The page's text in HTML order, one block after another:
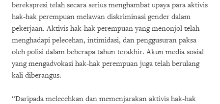
berekspresi telah secara serius menghambat upaya para aktivis
hak-hak perempuan melawan diskriminasi gender dalam
pekerjaan. Aktivis hak-hak perempuan yang menonjol telah
menghadapi pelecehan, intimidasi, dan penggusuran paksa
oleh polisi dalam beberapa tahun terakhir. Akun media sosial
yang mengadvokasi hak-hak perempuan juga telah berulang
kali diberangus.
“Daripada melecehkan dan memenjarakan aktivis hak-hak